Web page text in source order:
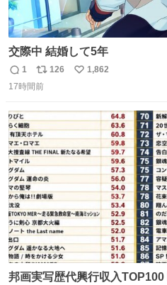
交際中 結婚して5年
返
信
1
リ
ポ
ト
数
126
い
数
1,862
17時間前
邦画実写歴代興行収入